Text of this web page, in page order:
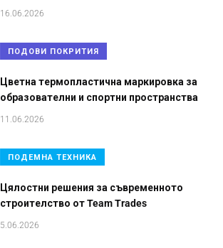
16.06.2026
ПОДОВИ ПОКРИТИЯ
Цветна термопластична маркировка за
образователни и спортни пространства
11.06.2026
ПОДЕМНА ТЕХНИКА
Цялостни решения за съвременното
строителство от Team Trades
5.06.2026